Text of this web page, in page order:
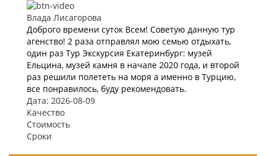
Влада Лисагорова
Доброго времени суток Всем! Советую данную тур
агенство! 2 раза отправлял мою семью отдыхать,
один раз Тур Экскурсия Екатеринбург: музей
Ельцина, музей камня в начале 2020 года, и второй
раз решили полететь на моря а именно в Турцию,
все понравилось, буду рекомендовать.
Дата: 2026-08-09
Качество
Стоимость
Сроки